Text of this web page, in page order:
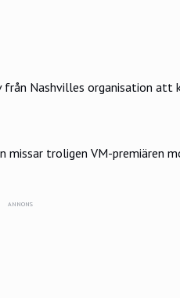
Nashvilles organisation
troligen VM-premiären
ANNONS